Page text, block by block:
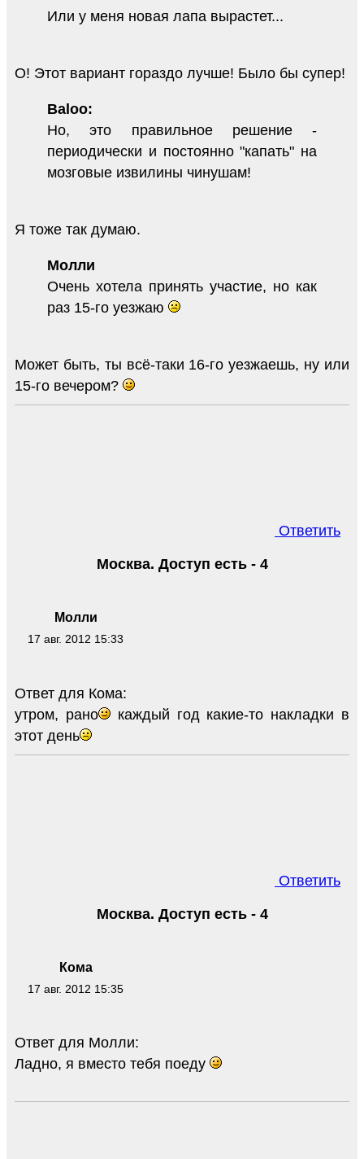
Или у меня новая лапа вырастет...
О! Этот вариант гораздо лучше! Было бы супер!
Baloo:
Но, это правильное решение -
периодически и постоянно "капать" на
мозговые извилины чинушам!
Я тоже так думаю.
Молли
Очень хотела принять участие, но как
раз 15-го уезжаю
Может быть, ты всё-таки 16-го уезжаешь, ну или
15-го вечером?
Ответить
Молли
17 авг. 2012 15:33
Москва. Доступ есть - 4
Ответ для Кома:
утром, рано
каждый год какие-то накладки в
этот день
Ответить
Кома
17 авг. 2012 15:35
Москва. Доступ есть - 4
Ответ для Молли:
Ладно, я вместо тебя поеду